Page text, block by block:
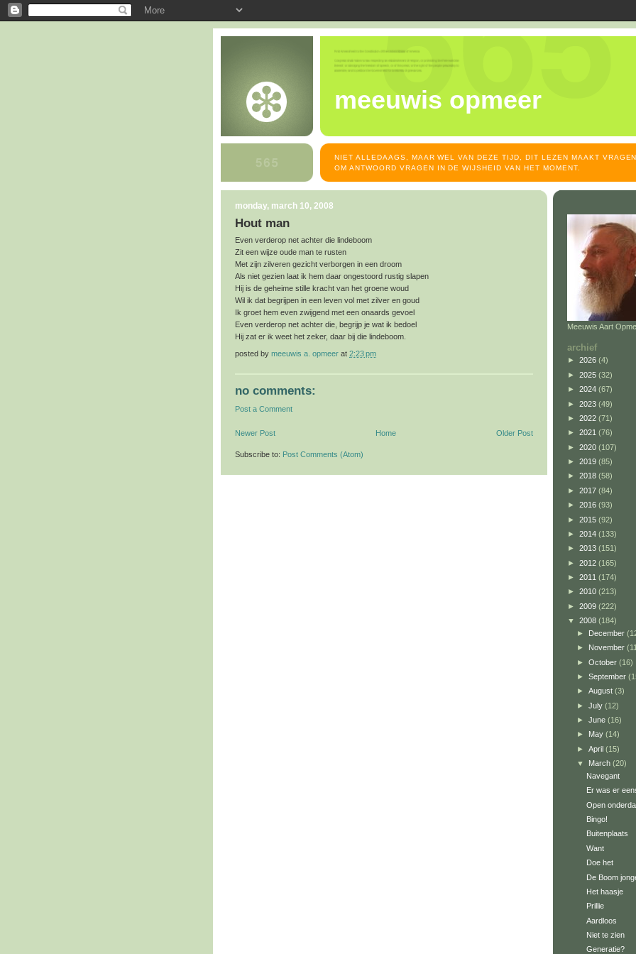
meeuwis opmeer
NIET ALLEDAAGS, MAAR WEL VAN DEZE TIJD, DIT LEZEN MAAKT
OM ANTWOORD VRAGEN IN DE WIJSHEID VAN HET MOMENT.
monday, march 10, 2008
Hout man
Even verderop net achter die lindeboom
Zit een wijze oude man te rusten
Met zijn zilveren gezicht verborgen in een droom
Als niet gezien laat ik hem daar ongestoord rustig slapen
Hij is de geheime stille kracht van het groene woud
Wil ik dat begrijpen in een leven vol met zilver en goud
Ik groet hem even zwijgend met een onaards gevoel
Even verderop net achter die, begrijp je wat ik bedoel
Hij zat er ik weet het zeker, daar bij die lindeboom.
posted by meeuwis a. opmeer at 2:23 pm
no comments:
Post a Comment
Newer Post Older Post
Home
Subscribe to: Post Comments (Atom)
Meeuwis Aart
archief
► 2026 (4)
► 2025 (32)
► 2024 (67)
► 2023 (49)
► 2022 (71)
► 2021 (76)
► 2020 (107)
► 2019 (85)
► 2018 (58)
► 2017 (84)
► 2016 (93)
► 2015 (92)
► 2014 (133)
► 2013 (151)
► 2012 (165)
► 2011 (174)
► 2010 (213)
► 2009 (222)
▼ 2008 (184)
► December
► November
► October (16)
► September
► August (3)
► July (12)
► June (16)
► May (14)
► April (15)
▼ March (20)
Navegant
Er was er
Open
Bingo!
Buitenplaats
Want
Doe het
De Boom
Het haasje
Prillie
Aardloos
Niet te zien
Generatie?